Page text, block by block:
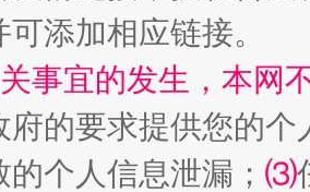
来了！等你上场
添加相应链接。
事宜的发生，本网
府的要求提供您的个
个人信息泄漏； ⑶